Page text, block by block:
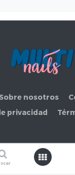
nosotros
privacidad
COMERCIAL